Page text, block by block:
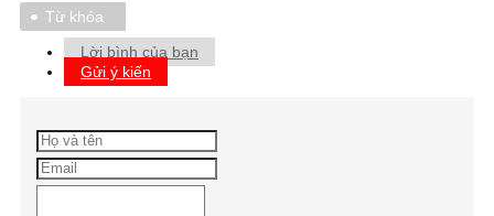
Từ khóa
Lời bình của bạn
Gửi ý kiến